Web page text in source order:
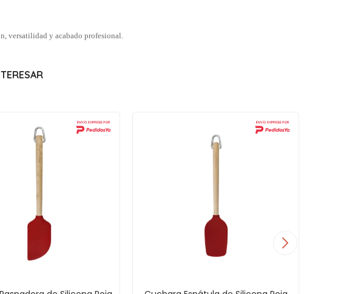
versatilidad y acabado profesional.